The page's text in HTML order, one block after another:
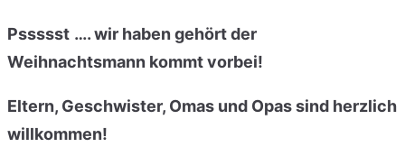
Pssssst ….wir habengehörtder
Weihnachtsmann kommtvorbei!
Eltern, Geschwister, Omas und Opas sind herzlich
willkommen!